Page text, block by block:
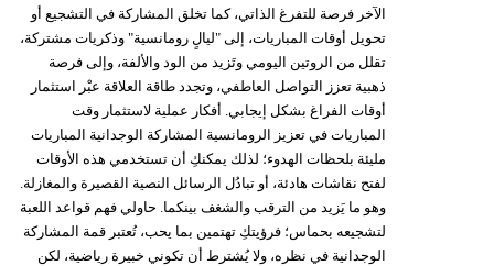
الآخر فرصة للتفرغ الذاتي، كما تخلق المشاركة في التشجيع أو
تحويل أوقات المباريات، إلى "ليالٍ رومانسية" وذكريات مشتركة،
تقلل من الروتين اليومي وتَزيد من الود والألفة، وإلى فرصة
ذهبية تعزز التواصل العاطفي، وتجدد طاقة العلاقة عبْر استثمار
أوقات الفراغ بشكل إيجابي. أفكار عملية لاستثمار وقت
المباريات في تعزيز الرومانسية المشاركة الوجدانية المباريات
مليئة بلحظات الهدوء؛ لذلك يمكنكِ أن تستخدمي هذه الأوقات
لفتح نقاشات هادئة، أو تبادُل الرسائل النصية القصيرة والمغازلة.
وهو ما يَزيد من الترقب والشغف بينكما. حاولي فهم قواعد اللعبة
لتشجيعه بحماس؛ فرؤيتكِ تهتمين بما يحب، تُعتبر قمة المشاركة
الوجدانية في نظره، ولا يُشترط أن تكوني خبيرة رياضية، لكن